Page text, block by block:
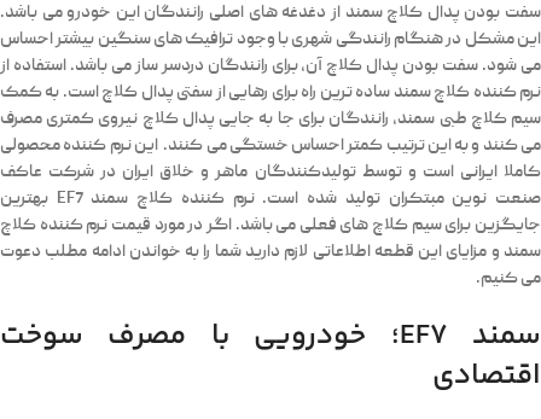
سفت بودن پدال کلاچ سمند از دغدغه های اصلی رانندگان این خودرو می باشد.
این مشکل در هنگام رانندگی شهری با وجود ترافیک های سنگین بیشتر احساس
می شود. سفت بودن پدال کلاچ آن، برای رانندگان دردسر ساز می باشد. استفاده از
نرم کننده کلاچ سمند ساده ترین راه برای رهایی از سفتی پدال کلاچ است. به کمک
سیم کلاچ طبی سمند، رانندگان برای جا به جایی پدال کلاچ نیروی کمتری مصرف
می کنند و به این ترتیب کمتر احساس خستگی می کنند. این نرم کننده محصولی
کاملا ایرانی است و توسط تولیدکنندگان ماهر و خلاق ایران در شرکت عاکف
صنعت نوین مبتکران تولید شده است. نرم کننده کلاچ سمند EF7 بهترین
جایگزین برای سیم کلاچ های فعلی می باشد. اگر در مورد قیمت نرم کننده کلاچ
سمند و مزایای این قطعه اطلاعاتی لازم دارید شما را به خواندن ادامه مطلب دعوت
می کنیم.
سمند EF7؛ خودرویی با مصرف سوخت
اقتصادی